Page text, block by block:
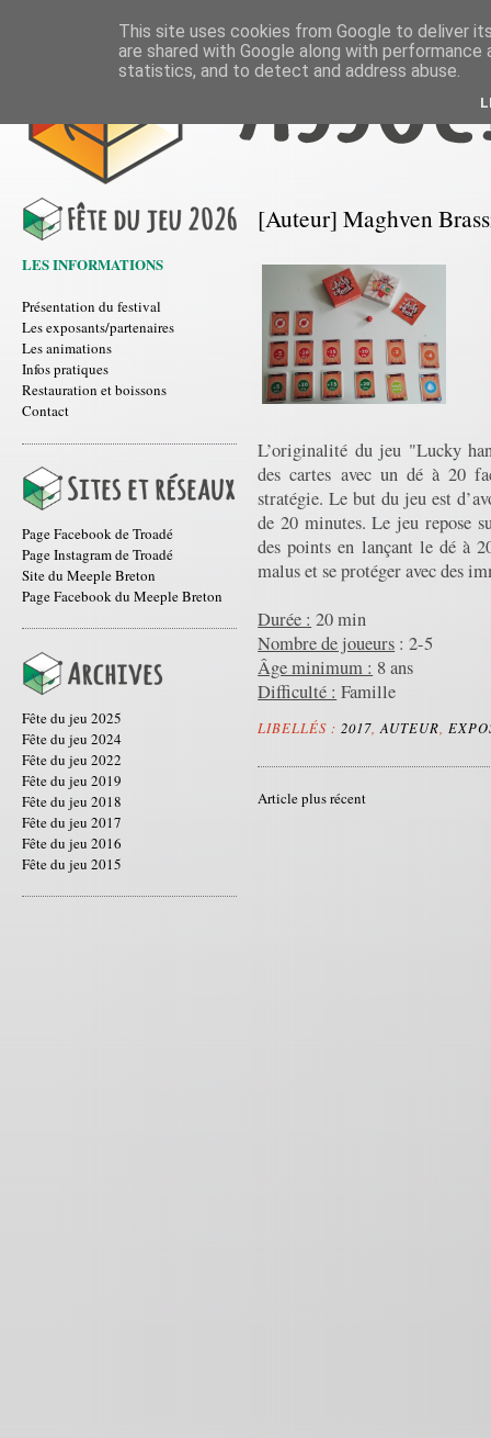
LES INFORMATIONS
Présentation du festival
Les exposants/partenaires
Les animations
Infos pratiques
Restauration et boissons
Contact
Page Facebook de Troadé
Page Instagram de Troadé
Site du Meeple Breton
Page Facebook du Meeple Breton
Fête du jeu 2025
Fête du jeu 2024
Fête du jeu 2022
Fête du jeu 2019
Fête du jeu 2018
Fête du jeu 2017
Fête du jeu 2016
Fête du jeu 2015
[Auteur] Maghven
L’originalité du jeu "Lucky
des cartes avec un dé à 20
stratégie. Le but du jeu est
de 20 minutes. Le jeu repose
des points en lançant le dé à
malus et se protéger avec des
Durée : 20 min
Nombre de joueurs : 2-5
Âge minimum : 8 ans
Difficulté : Famille
LIBELLÉS : 2017 ,AUTEUR
Article plus récent
This site uses cookies from Google to deliver
are shared with Google along with
statistics, and to detect and address abuse.